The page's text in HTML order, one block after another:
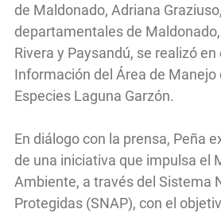
de Maldonado, Adriana
departamentales de Maldonado,
Rivera y Paysandú, se realizó en
Información del Área de Manejo
Especies Laguna Garzón.
En diálogo con la prensa, Peña
de una iniciativa que impulsa el
Ambiente, a través del Sistema
Protegidas (SNAP), con el